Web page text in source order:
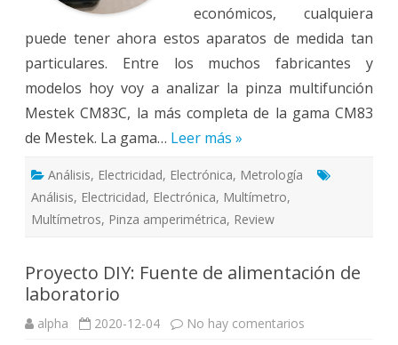
económicos, cualquiera
puede tener ahora estos aparatos de medida tan
particulares. Entre los muchos fabricantes y
modelos hoy voy a analizar la pinza multifunción
Mestek CM83C, la más completa de la gama CM83
de Mestek. La gama… Leer más »
Análisis, Electricidad, Electrónica, Metrología
Análisis, Electricidad, Electrónica, Multímetro,
Multímetros, Pinza amperimétrica, Review
Proyecto DIY: Fuente de alimentación de
laboratorio
alpha 2020-12-04 No hay comentarios